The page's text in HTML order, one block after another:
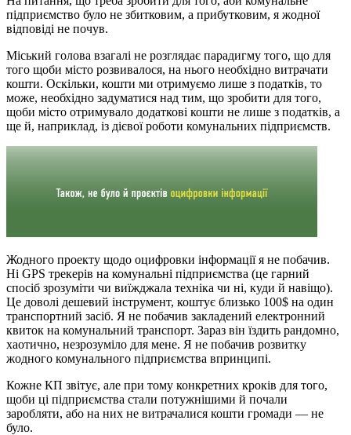
підприємство було не збитковим, а прибутковим, я жодної
відповіді не почув.
Міський голова взагалі не розглядає парадигму того, що для
того щоби місто розвивалося, на нього необхідно витрачати
кошти. Оскільки, кошти ми отримуємо лише з податків, то
може, необхідно задуматися над тим, що зробити для того,
щоби місто отримувало додаткові кошти не лише з податків, а
ще й, наприклад, із дієвої роботи комунальних підприємств.
Жодного проекту щодо оцифровки інформації я не побачив.
Ні GPS трекерів на комунальні підприємства (це гарний
спосіб зрозуміти чи виїжджала техніка чи ні, куди й навіщо).
Це доволі дешевий інструмент, коштує близько 100$ на один
транспортний засіб. Я не побачив закладений електронний
квиток на комунальний транспорт. Зараз він їздить рандомно,
хаотично, незрозуміло для мене. Я не побачив розвитку
жодного комунального підприємства впринципі.
Кожне КП звітує, але при тому конкретних кроків для того,
щоби ці підприємства стали потужнішими й почали
заробляти, або на них не витрачалися кошти громади — не
було.